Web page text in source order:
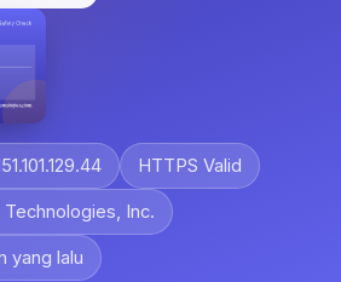
HTTPS Valid
Inc.
yang lalu